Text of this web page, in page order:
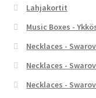
Lahjakortit
Music Boxes -
Necklaces -
Necklaces -
Necklaces -